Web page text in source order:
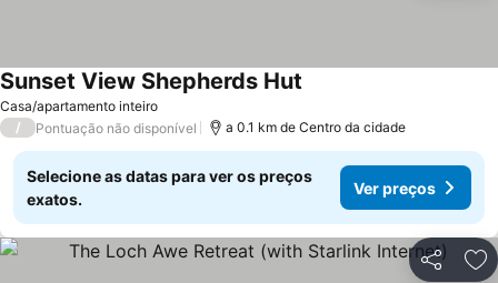
Casa/apartamento inteiro
Sunset View Shepherds Hut
/ Pontuação não disponível a 0.1 km de Centro da cidade
Selecione as datas para ver os preços
exatos.
Ver preços
Partilhar